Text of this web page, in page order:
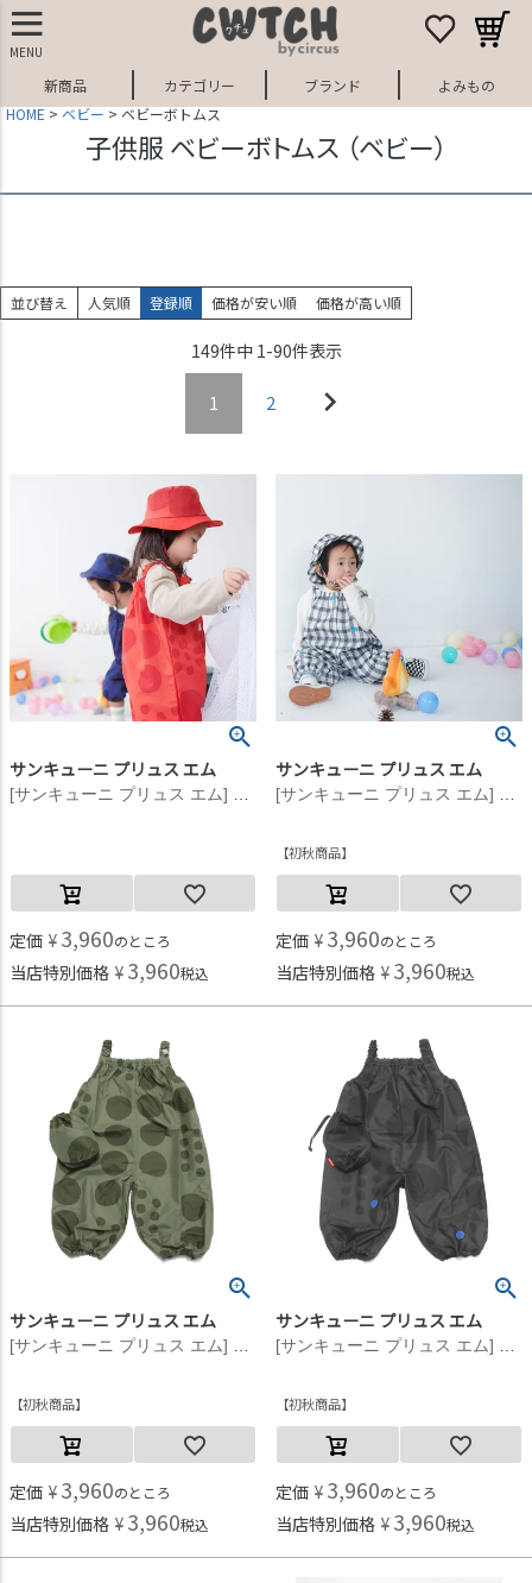
MENU
新商品 カテゴリー ブランド
よみもの
HOME
ベビー ベビーボトムス
子供服 ベビーボトムス （ベビー）
並び替え 人気順 登録順 価格が安い順 価格が高い順
149件中 1-90件表示
1 2
サンキューニ プリュス エム
定価 ¥ 3,960のところ
当店特別価格 ¥ 3,960税込
サンキューニ プリュス エム
初秋商品
定価 ¥ 3,960のところ
当店特別価格 ¥ 3,960税込
サンキューニ プリュス エム
初秋商品
定価 ¥ 3,960のところ
当店特別価格 ¥ 3,960税込
サンキューニ プリュス エム
初秋商品
定価 ¥ 3,960のところ
当店特別価格 ¥ 3,960税込